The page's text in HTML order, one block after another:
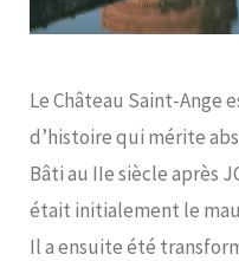
Le Château Saint-Ange
d’histoire qui mérite
Bâti au IIe siècle après
était initialement le
Il a ensuite été